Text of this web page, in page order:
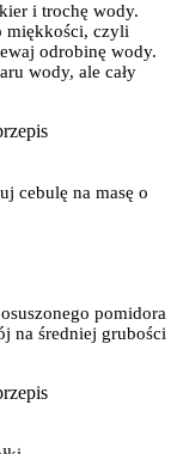
i trochę wody.
miękkości, czyli
odrobinę wody.
wody, ale cały
cebulę na masę o
pomidora
na średniej grubości